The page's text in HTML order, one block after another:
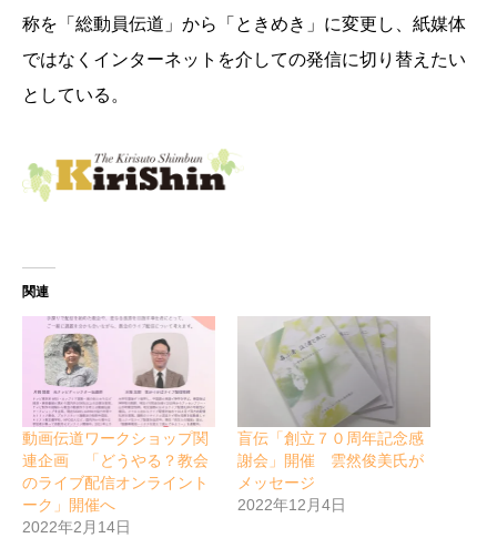
称を「総動員伝道」から「ときめき」に変更し、紙媒体
ではなくインターネットを介しての発信に切り替えたい
としている。
関連
動画伝道ワークショップ関
連企画 「どうやる？教会
のライブ配信オンライント
ーク」開催へ
2022年2月14日
盲伝「創立７０周年記念感
謝会」開催 雲然俊美氏が
メッセージ
2022年12月4日